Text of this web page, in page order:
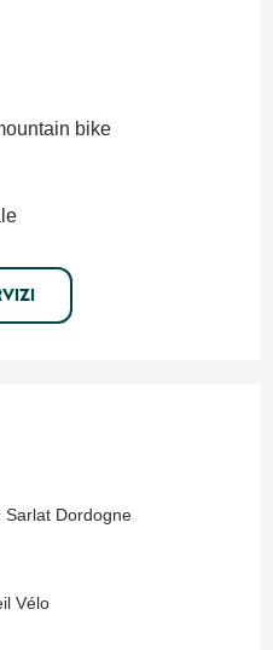
bike
Sarlat Dordogne
Vélo